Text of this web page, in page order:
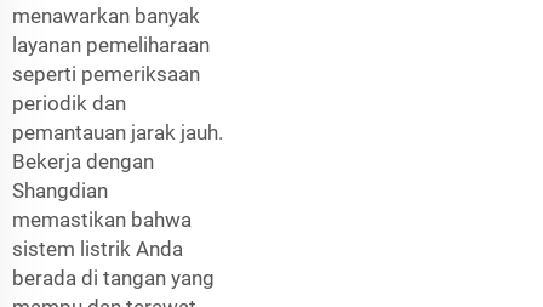
menawarkan banyak
layanan pemeliharaan
seperti pemeriksaan
periodik dan
pemantauan jarak jauh.
Bekerja dengan
Shangdian
memastikan bahwa
sistem listrik Anda
berada di tangan yang